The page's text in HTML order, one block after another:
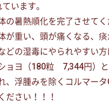
います。
の暑熱順化を完了させてく
が重い、頭が痛くなる、痰
どの湿毒にやられやすい
ョヨ（180粒 7,344円）
、浮腫みを除くコルマー
ださい！！！